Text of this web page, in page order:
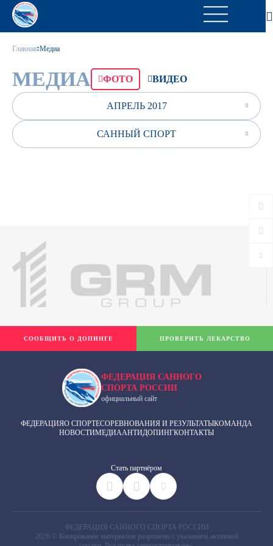
Главная Медиа
МЕДИА ФОТО ВИДЕО
АПРЕЛЬ 2017
САННЫЙ СПОРТ
ФЕДЕРАЦИЯ САННОГО
СПОРТА РОССИИ
официальный сайт
ФЕДЕРАЦИЯО СПОРТЕСОРЕВНОВАНИЯ И РЕЗУЛЬТАТЫКОМАНДА
НОВОСТИМЕДИААНТИДОПИНГКОНТАКТЫ
Cтать партнёром
СООБЩИТЬ О ДОПИНГЕ ПРОВЕРИТЬ ЛЕКАРСТВО
ФЕДЕРАЦИЯ САННОГО СПОРТА РОССИИ
2026 © Копирование материалов разрешено с указанием активной